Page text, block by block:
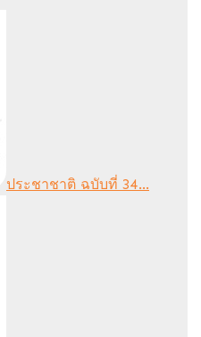
ประชาชาติ ฉบับที่ 34...